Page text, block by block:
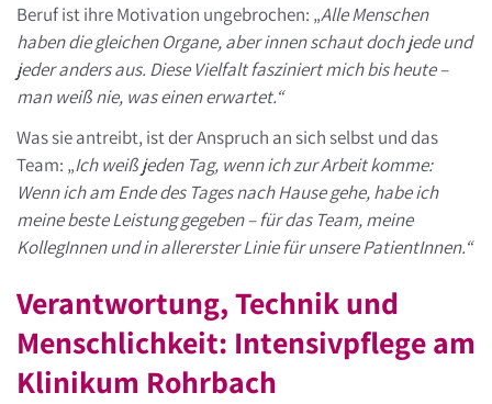
Beruf ist ihre Motivation ungebrochen: „Alle Menschen
haben die gleichen Organe, aber innen schaut doch jede und
jeder anders aus. Diese Vielfalt fasziniert mich bis heute –
man weiß nie, was einen erwartet.“
Was sie antreibt, ist der Anspruch an sich selbst und das
Team: „Ich weiß jeden Tag, wenn ich zur Arbeit komme:
Wenn ich am Ende des Tages nach Hause gehe, habe ich
meine beste Leistung gegeben – für das Team, meine
KollegInnen und in allererster Linie für unsere PatientInnen.“
Verantwortung, Technik und
Menschlichkeit: Intensivpflege am
Klinikum Rohrbach